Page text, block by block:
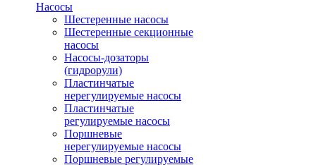
Насосы
Шестеренные насосы
Шестеренные секционные
насосы
Насосы-дозаторы
(гидрорули)
Пластинчатые
нерегулируемые насосы
Пластинчатые
регулируемые насосы
Поршневые
нерегулируемые насосы
Поршневые регулируемые